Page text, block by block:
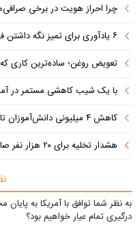
چرا احراز هویت در برخی
۶ یادآوری برای تمیز نگه داشتن فرش در ایام بازگشایی مدارس
تعویض روغن؛ ساده‌ترین کاری
با یک شیب کاهشی مستمر در
کاهش ۴ میلیونی دانش‌آموزان تا ۱۴۳۲
هشدار تخلیه برای ۲۰ هزار نفر صادر شد
به نظر شما توافق با آمریکا به
درگیری تمام عیار خواهیم بود؟